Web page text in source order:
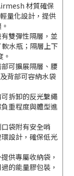
材質確保
量化設計，提供
雙彈性隔層，並
軟水瓶；隔層上下
可擴展隔層、腰
背部可容納水袋
拆卸的反光繫繩
重程度與體型進
袋附有安全哨
設計，確保低光
供專屬收納袋，
的能量膠包裝，